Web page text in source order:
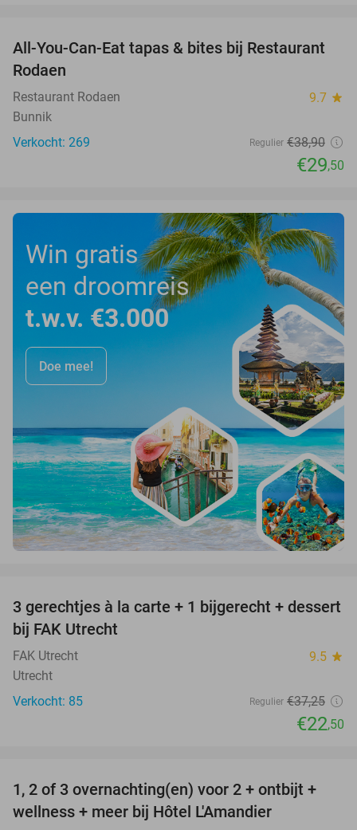
24%
All-You-Can-Eat tapas & bites bij Restaurant
Rodaen
Restaurant Rodaen 9.7 star
Bunnik
Verkocht: 269
Regulier €38,90
€29,50
Win gratis
een droomreis
t.w.v. €3.000
Doe mee!
40%
3 gerechtjes à la carte + 1 bijgerecht + dessert
bij FAK Utrecht
FAK Utrecht 9.5 star
Utrecht
Verkocht: 85
Regulier €37,25
€22,50
32%
TODAY
1, 2 of 3 overnachting(en) voor 2 + ontbijt +
wellness + meer bij Hôtel L'Amandier